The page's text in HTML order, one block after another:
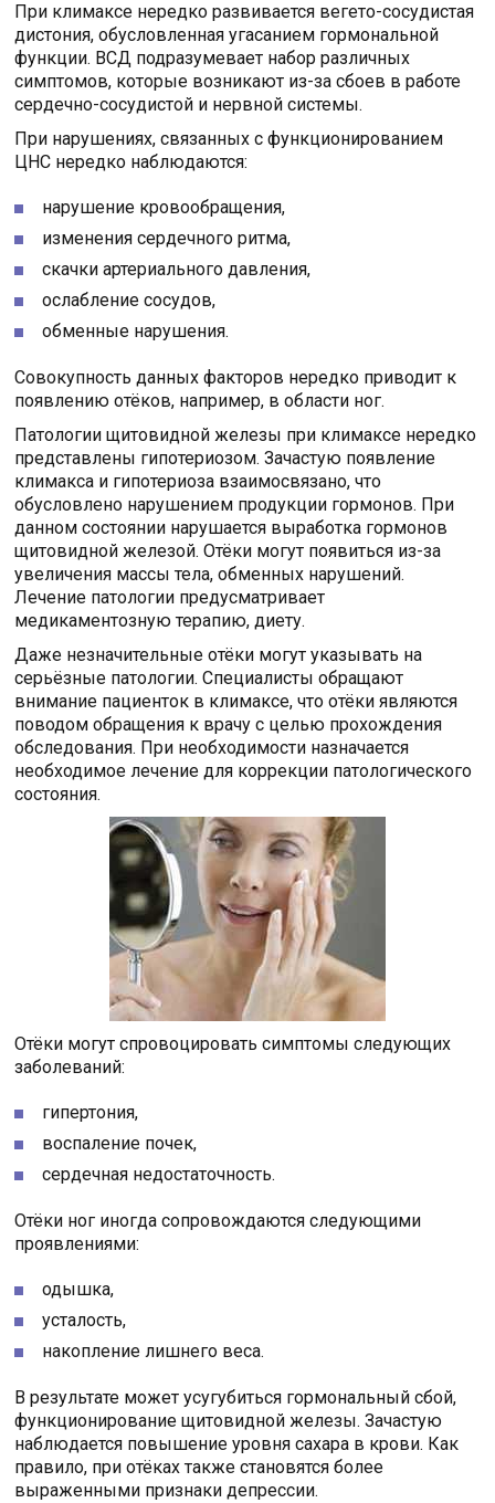
При климаксе нередко развивается вегето-сосудистая
дистония, обусловленная угасанием гормональной
функции. ВСД подразумевает набор различных
симптомов, которые возникают из-за сбоев в работе
сердечно-сосудистой и нервной системы.
При нарушениях, связанных с функционированием
ЦНС нередко наблюдаются:
нарушение кровообращения,
изменения сердечного ритма,
скачки артериального давления,
ослабление сосудов,
обменные нарушения.
Совокупность данных факторов нередко приводит к
появлению отёков, например, в области ног.
Патологии щитовидной железы при климаксе нередко
представлены гипотериозом. Зачастую появление
климакса и гипотериоза взаимосвязано, что
обусловлено нарушением продукции гормонов. При
данном состоянии нарушается выработка гормонов
щитовидной железой. Отёки могут появиться из-за
увеличения массы тела, обменных нарушений.
Лечение патологии предусматривает
медикаментозную терапию, диету.
Даже незначительные отёки могут указывать на
серьёзные патологии. Специалисты обращают
внимание пациенток в климаксе, что отёки являются
поводом обращения к врачу с целью прохождения
обследования. При необходимости назначается
необходимое лечение для коррекции патологического
состояния.
Отёки могут спровоцировать симптомы следующих
заболеваний:
гипертония,
воспаление почек,
сердечная недостаточность.
Отёки ног иногда сопровождаются следующими
проявлениями:
одышка,
усталость,
накопление лишнего веса.
В результате может усугубиться гормональный сбой,
функционирование щитовидной железы. Зачастую
наблюдается повышение уровня сахара в крови. Как
правило, при отёках также становятся более
выраженными признаки депрессии.